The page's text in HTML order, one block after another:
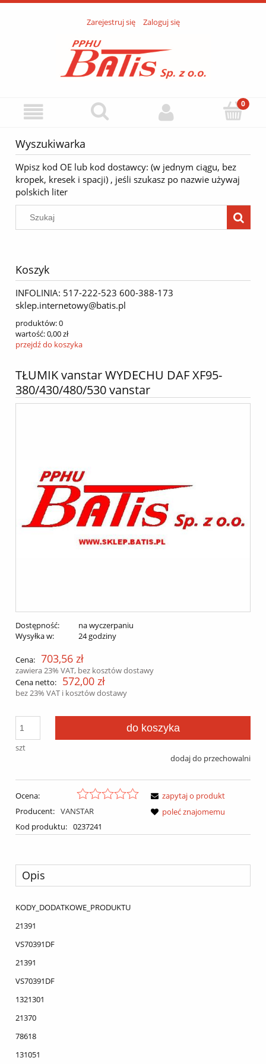
Zarejestruj się Zaloguj się
Wyszukiwarka
Wpisz kod OE lub kod dostawcy: (w jednym ciągu, bez
kropek, kresek i spacji) , jeśli szukasz po nazwie używaj
polskich liter
Koszyk
INFOLINIA: 517-222-523 600-388-173
sklep.internetowy@batis.pl
produktów:0
wartość:0,00 zł
przejdź do koszyka
TŁUMIK vanstar WYDECHU DAF XF95-
380/430/480/530 vanstar
Dostępność:
na wyczerpaniu
Wysyłka w:
24 godziny
Cena: 703,56 zł
zawiera 23% VAT, bez kosztów dostawy
Cena netto:
572,00 zł
bez 23% VAT i kosztów dostawy
szt
do koszyka
dodaj do przechowalni
Ocena:
Producent: VANSTAR
Kod produktu: 0237241
zapytaj o produkt
poleć znajomemu
Opis
KODY_DODATKOWE_PRODUKTU
21391
VS70391DF
21391
VS70391DF
1321301
21370
78618
131051